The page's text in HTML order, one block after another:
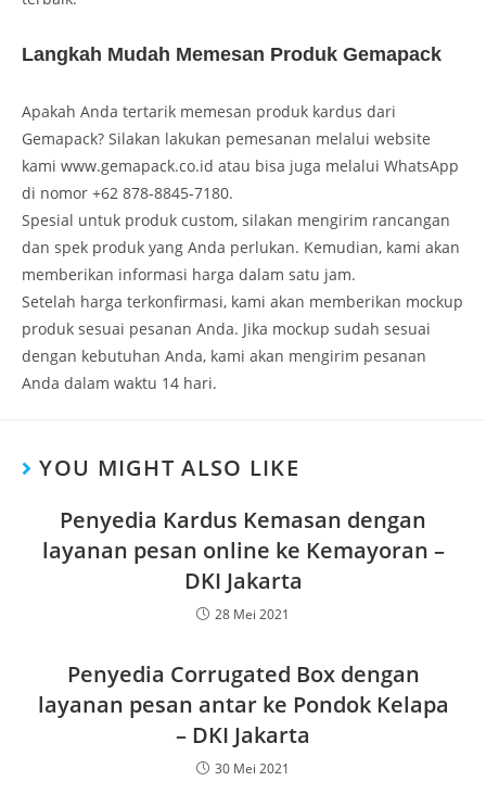
Langkah Mudah Memesan Produk Gemapack
Apakah Anda tertarik memesan produk kardus dari
Gemapack? Silakan lakukan pemesanan melalui website
kami www.gemapack.co.id atau bisa juga melalui WhatsApp
di nomor +62 878-8845-7180.
Spesial untuk produk custom, silakan mengirim rancangan
dan spek produk yang Anda perlukan. Kemudian, kami akan
memberikan informasi harga dalam satu jam.
Setelah harga terkonfirmasi, kami akan memberikan mockup
produk sesuai pesanan Anda. Jika mockup sudah sesuai
dengan kebutuhan Anda, kami akan mengirim pesanan
Anda dalam waktu 14 hari.
YOU MIGHT ALSO LIKE
Penyedia Kardus Kemasan dengan
layanan pesan online ke Kemayoran –
DKI Jakarta
28 Mei 2021
Penyedia Corrugated Box dengan
layanan pesan antar ke Pondok Kelapa
– DKI Jakarta
30 Mei 2021